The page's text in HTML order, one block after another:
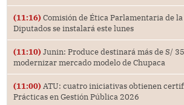
(11:16) Comisión de Ética Parlamentaria de la
Diputados se instalará este lunes
(11:10) Junin: Produce destinará más de S/
modernizar mercado modelo de Chupaca
(11:00) ATU: cuatro iniciativas obtienen
Prácticas en Gestión Pública 2026